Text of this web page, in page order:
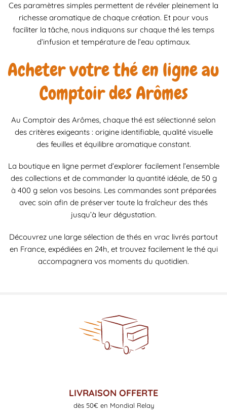
Ces paramètres simples permettent de révéler pleinement la
richesse aromatique de chaque création. Et pour vous
faciliter la tâche, nous indiquons sur chaque thé les temps
d’infusion et température de l’eau optimaux.
Acheter votre thé en ligne au
Comptoir des Arômes
Au Comptoir des Arômes, chaque thé est sélectionné selon
des critères exigeants : origine identifiable, qualité visuelle
des feuilles et équilibre aromatique constant.
La boutique en ligne permet d’explorer facilement l’ensemble
des collections et de commander la quantité idéale, de 50 g
à 400 g selon vos besoins. Les commandes sont préparées
avec soin afin de préserver toute la fraîcheur des thés
jusqu’à leur dégustation.
Découvrez une large sélection de thés en vrac livrés partout
en France, expédiées en 24h, et trouvez facilement le thé qui
accompagnera vos moments du quotidien.
LIVRAISON OFFERTE
dès 50€ en Mondial Relay